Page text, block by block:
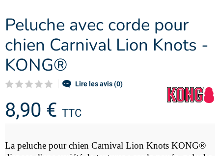
Peluche avec corde pour
chien Carnival Lion Knots -
KONG®
Lire les avis (0)
8,90 € TTC
La peluche pour chien Carnival Lion Knots KONG®